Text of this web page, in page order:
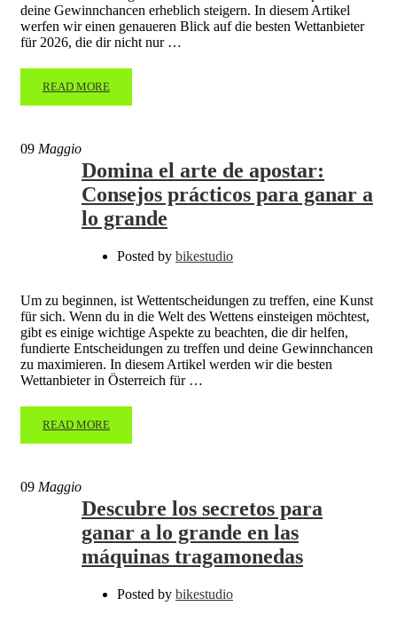
deine Gewinnchancen erheblich steigern. In diesem Artikel
werfen wir einen genaueren Blick auf die besten Wettanbieter
für 2026, die dir nicht nur …
READ MORE
09 Maggio
Domina el arte de apostar:
Consejos prácticos para ganar a
lo grande
Posted by bikestudio
Um zu beginnen, ist Wettentscheidungen zu treffen, eine Kunst
für sich. Wenn du in die Welt des Wettens einsteigen möchtest,
gibt es einige wichtige Aspekte zu beachten, die dir helfen,
fundierte Entscheidungen zu treffen und deine Gewinnchancen
zu maximieren. In diesem Artikel werden wir die besten
Wettanbieter in Österreich für …
READ MORE
09 Maggio
Descubre los secretos para
ganar a lo grande en las
máquinas tragamonedas
Posted by bikestudio